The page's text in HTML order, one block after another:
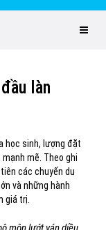
làn
học sinh, lượng đặt
mẽ. Theo ghi
các chuyến du
và những hành
giá trị.